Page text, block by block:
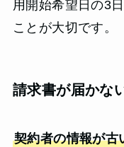
用開始希望日の3
ことが大切です。
請求書が届かな
契約者の情報が古